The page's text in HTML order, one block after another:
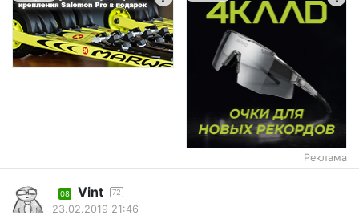
Реклама
08 Vint 72
23.02.2019 21:46